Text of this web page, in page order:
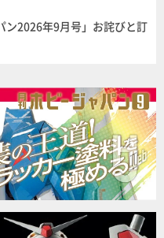
ン2026年9月号」お詫びと訂